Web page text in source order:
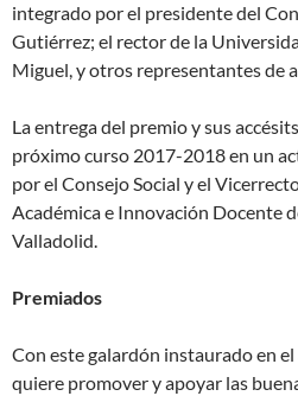
integrado por el presidente del
Gutiérrez; el rector de la
Miguel, y otros representantes de
La entrega del premio y sus
próximo curso 2017-2018 en un
por el Consejo Social y el
Académica e Innovación Docente
Valladolid.
Premiados
Con este galardón instaurado en
quiere promover y apoyar las